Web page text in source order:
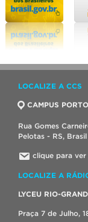
LOCALIZE A CCS
CAMPUS
Rua Gomes
Pelotas - RS,
clique para ver
LOCALIZE A
LYCEU RIO-
Praça 7 de Julho,